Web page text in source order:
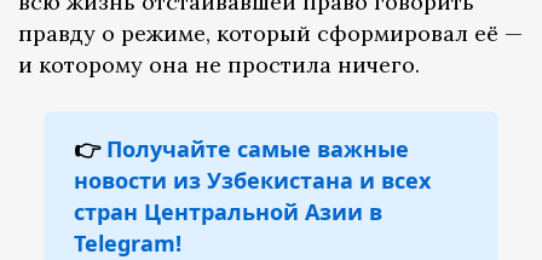
правду о режиме, который сформировал её —
и которому она не простила ничего.
👉 Получайте самые важные
новости из Узбекистана и всех
стран Центральной Азии в
Telegram!